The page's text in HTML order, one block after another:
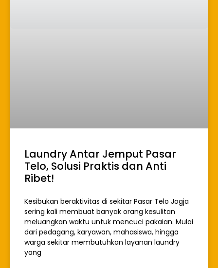
Laundry Antar Jemput Pasar
Telo, Solusi Praktis dan Anti
Ribet!
Kesibukan beraktivitas di sekitar Pasar Telo Jogja
sering kali membuat banyak orang kesulitan
meluangkan waktu untuk mencuci pakaian. Mulai
dari pedagang, karyawan, mahasiswa, hingga
warga sekitar membutuhkan layanan laundry
yang